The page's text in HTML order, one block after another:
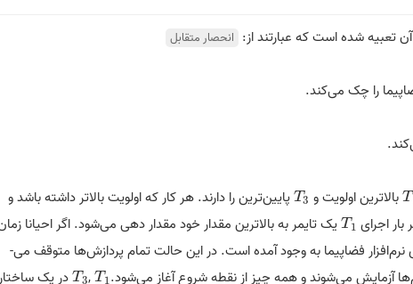
انحصار متقابل
را چک می‌کند.
T
Tبالاترین اولویت و T3
T3 پایین‌ترین را دارند. هر کار که اولویت بالاتر داشته باشد و
T 1
T1 یک تایمر به بالاترین مقدار خود مقدار دهی می­­‌شود. اگر احیانا
فضاپیما به وجود آمده است. در این حالت تمام پردازش‌ها متوقف می‌­
آزمایش می­‌شوند و همه چیز از نقطه شروع آغاز می‌­شود.
T 1
T1
,
T3
T3 در یک